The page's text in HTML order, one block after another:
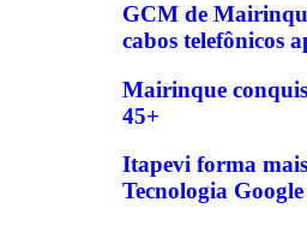
GCM de
cabos telefônicos
Mairinque
45+
Itapevi forma
Tecnologia